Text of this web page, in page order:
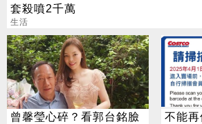
套殺噴2千萬
生活
曾馨瑩心碎？看郭台銘臉
不能